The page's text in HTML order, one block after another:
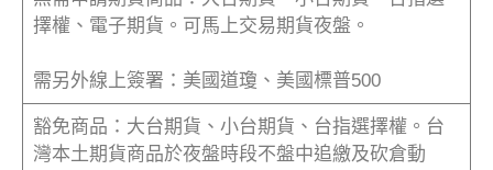
擇權、電子期貨。可馬上交易期貨夜盤。
需另外線上簽署：美國道瓊、美國標普500
豁免商品：大台期貨、小台期貨、台指選擇權。台
灣本土期貨商品於夜盤時段不盤中追繳及砍倉動